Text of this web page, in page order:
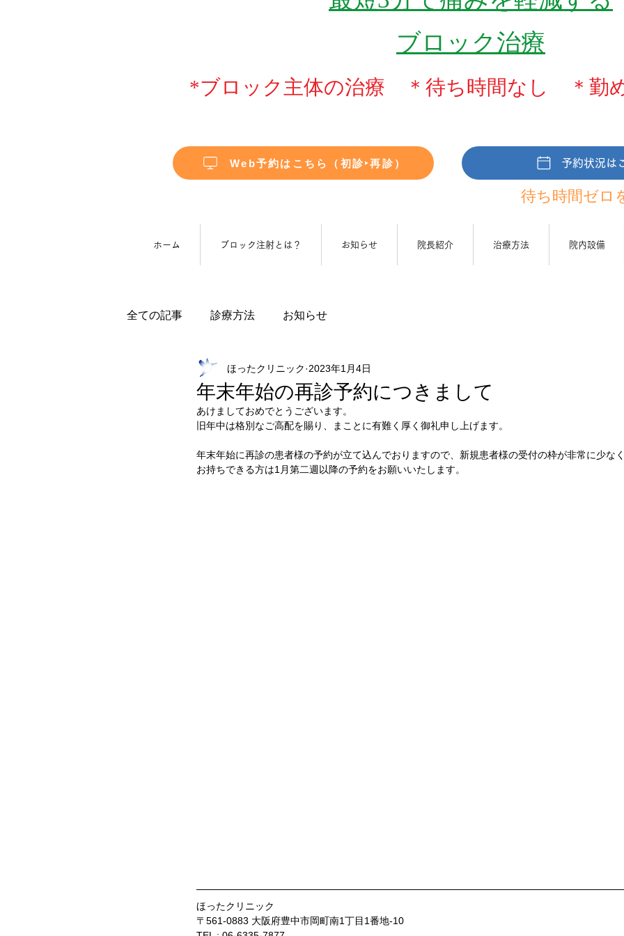
ブロック治療
*ブロック主体の治療 ＊待ち時間なし ＊勤
Web予約はこちら（初診‣再診） 予約状況は
待ち時間ゼロ
ホーム ブロック注射とは？ お知らせ 院長紹介 治療方法 院内設備
全ての記事 診療方法 お知らせ
年末年始の再診予約につきまして
ほったクリニック 2023年1月4日
あけましておめでとうございます。
旧年中は格別なご高配を賜り、まことに有難く厚く御礼申し上げます。
年末年始に再診の患者様の予約が立て込んでおりますので、新規患者様の受付の枠が非常に少な
お持ちできる方は1月第二週以降の予約をお願いいたします。
ほったクリニック
〒561-0883 大阪府豊中市岡町南1丁目1番地-10